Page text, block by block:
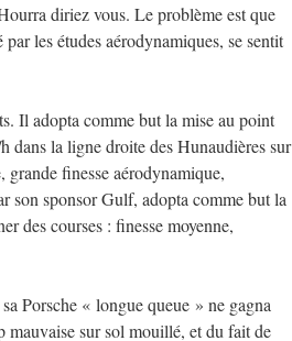
diriez vous. Le problème est que
les études aérodynamiques, se sentit
Il adopta comme but la mise au point
dans la ligne droite des Hunaudières sur
grande finesse aérodynamique,
son sponsor Gulf, adopta comme but la
des courses : finesse moyenne,
Porsche « longue queue » ne gagna
mauvaise sur sol mouillé, et du fait de